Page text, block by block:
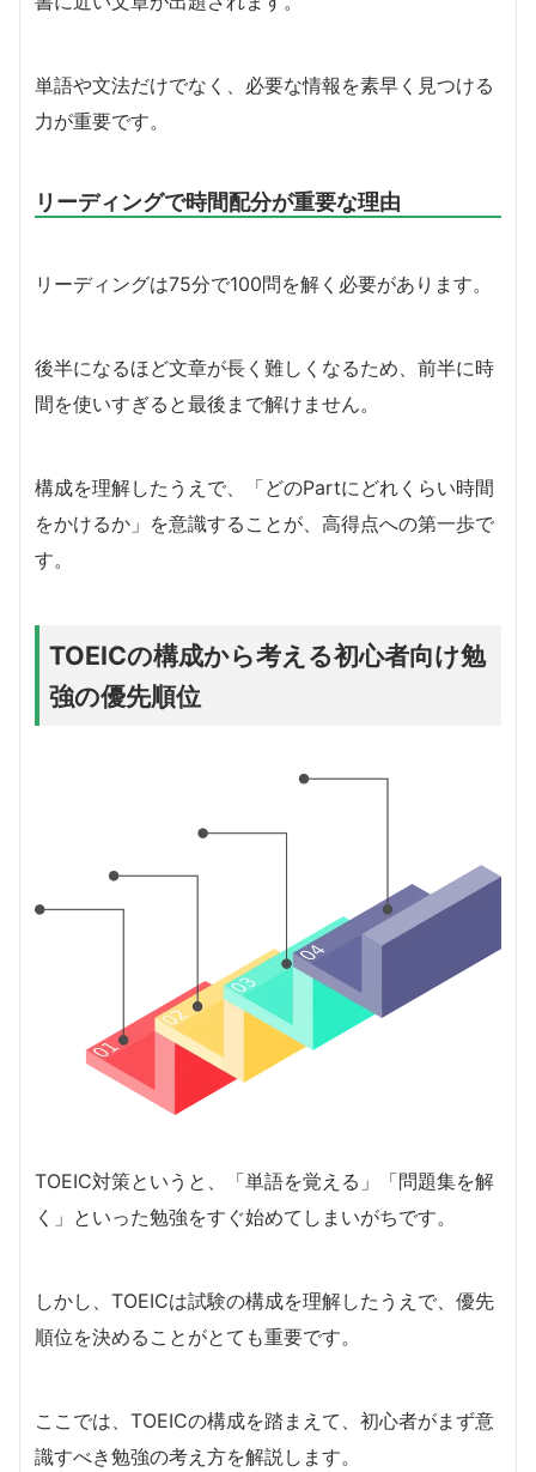
単語や文法だけでなく、必要な情報を素早く見つける
力が重要です。
リーディングで時間配分が重要な理由
リーディングは75分で100問を解く必要があります。
後半になるほど文章が長く難しくなるため、前半に時
間を使いすぎると最後まで解けません。
構成を理解したうえで、「どのPartにどれくらい時間
をかけるか」を意識することが、高得点への第一歩で
す。
TOEICの構成から考える初心者向け勉
強の優先順位
TOEIC対策というと、「単語を覚える」「問題集を解
く」といった勉強をすぐ始めてしまいがちです。
しかし、TOEICは試験の構成を理解したうえで、優先
順位を決めることがとても重要です。
ここでは、TOEICの構成を踏まえて、初心者がまず意
識すべき勉強の考え方を解説します。